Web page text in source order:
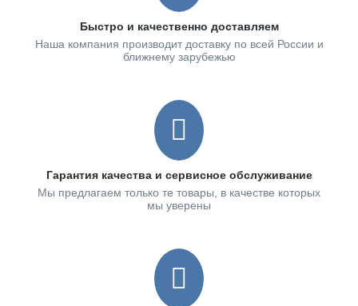
Быстро и качественно доставляем
Наша компания производит доставку по всей России и
ближнему зарубежью
Гарантия качества и сервисное обслуживание
Мы предлагаем только те товары, в качестве которых
мы уверены